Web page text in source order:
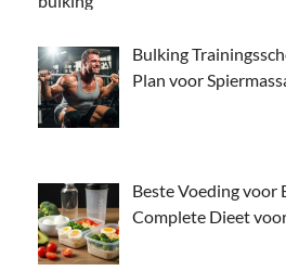
Bulking
Plan voor
Beste Voeding voor
Complete Dieet